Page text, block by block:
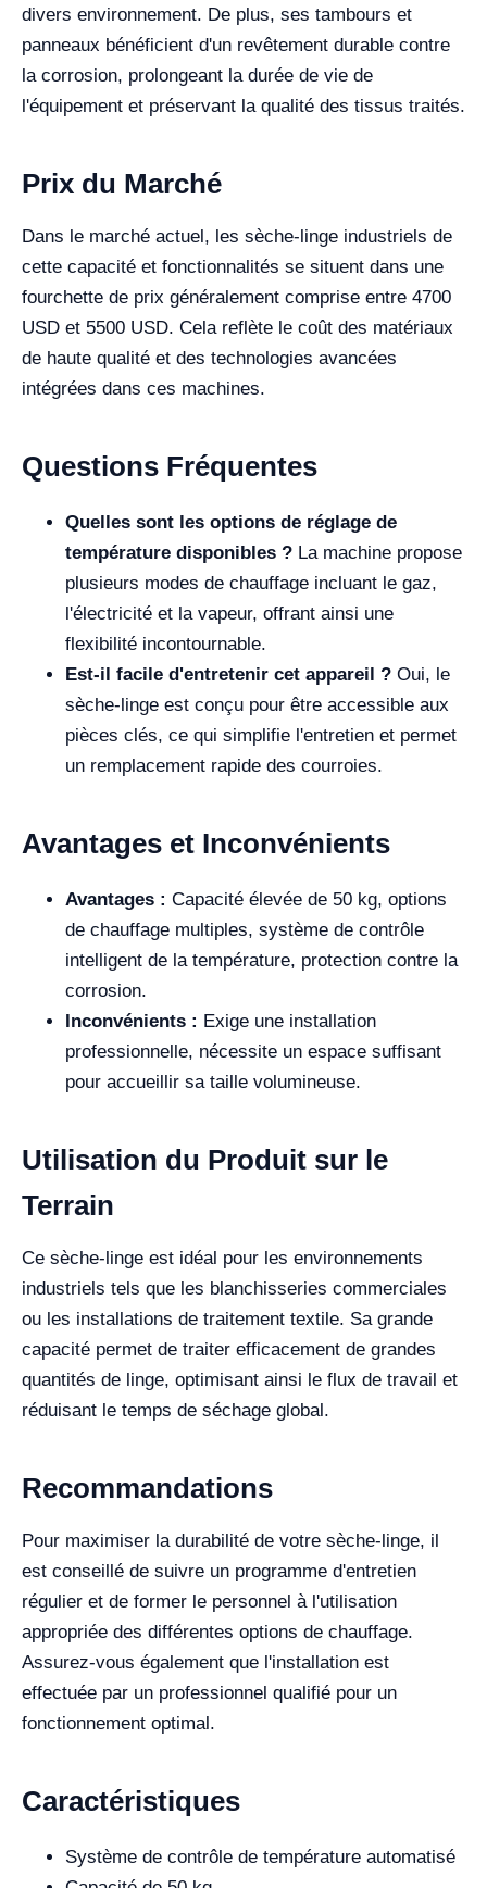
divers environnement. De plus, ses tambours et
panneaux bénéficient d'un revêtement durable contre
la corrosion, prolongeant la durée de vie de
l'équipement et préservant la qualité des tissus traités.
Prix du Marché
Dans le marché actuel, les sèche-linge industriels de
cette capacité et fonctionnalités se situent dans une
fourchette de prix généralement comprise entre 4700
USD et 5500 USD. Cela reflète le coût des matériaux
de haute qualité et des technologies avancées
intégrées dans ces machines.
Questions Fréquentes
Quelles sont les options de réglage de
température disponibles ? La machine propose
plusieurs modes de chauffage incluant le gaz,
l'électricité et la vapeur, offrant ainsi une
flexibilité incontournable.
Est-il facile d'entretenir cet appareil ? Oui, le
sèche-linge est conçu pour être accessible aux
pièces clés, ce qui simplifie l'entretien et permet
un remplacement rapide des courroies.
Avantages et Inconvénients
Avantages : Capacité élevée de 50 kg, options
de chauffage multiples, système de contrôle
intelligent de la température, protection contre la
corrosion.
Inconvénients : Exige une installation
professionnelle, nécessite un espace suffisant
pour accueillir sa taille volumineuse.
Utilisation du Produit sur le
Terrain
Ce sèche-linge est idéal pour les environnements
industriels tels que les blanchisseries commerciales
ou les installations de traitement textile. Sa grande
capacité permet de traiter efficacement de grandes
quantités de linge, optimisant ainsi le flux de travail et
réduisant le temps de séchage global.
Recommandations
Pour maximiser la durabilité de votre sèche-linge, il
est conseillé de suivre un programme d'entretien
régulier et de former le personnel à l'utilisation
appropriée des différentes options de chauffage.
Assurez-vous également que l'installation est
effectuée par un professionnel qualifié pour un
fonctionnement optimal.
Caractéristiques
Système de contrôle de température automatisé